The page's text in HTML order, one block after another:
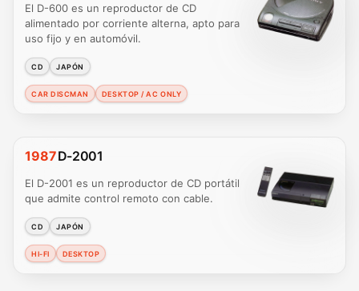
El D-600 es un reproductor de CD
alimentado por corriente alterna, apto para
uso fijo y en automóvil.
CD JAPÓN
CAR DISCMAN DESKTOP / AC ONLY
1987D-2001
El D-2001 es un reproductor de CD portátil
que admite control remoto con cable.
CD JAPÓN
HI-FI DESKTOP